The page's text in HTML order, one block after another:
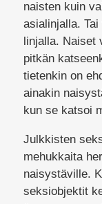
naisten kuin
asialinjalla.
linjalla. Naiset
pitkän
tietenkin on
ainakin
kun se katsoi
Julkkisten
mehukkaita
naisystäville.
seksiobjektit